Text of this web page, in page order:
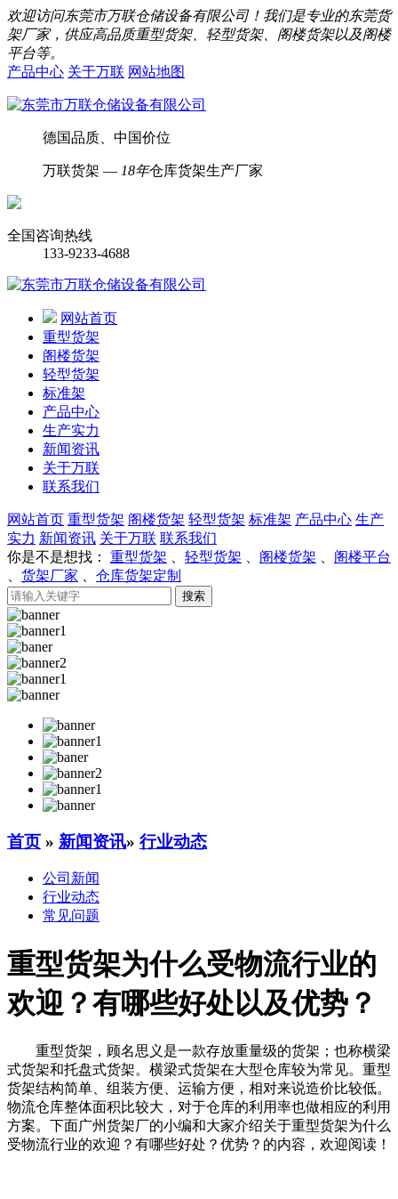
欢迎访问东莞市万联仓储设备有限公司！我们是专业的东莞货
架厂家，供应高品质重型货架、轻型货架、阁楼货架以及阁楼
平台等。
产品中心 关于万联 网站地图
德国品质、中国价位
万联货架 — 18年仓库货架生产厂家
全国咨询热线
133-9233-4688
网站首页
重型货架
阁楼货架
轻型货架
标准架
产品中心
生产实力
新闻资讯
关于万联
联系我们
网站首页 重型货架 阁楼货架 轻型货架 标准架 产品中心 生产
实力 新闻资讯 关于万联 联系我们
你是不是想找：
重型货架 轻型货架 阁楼货架
阁楼平台
货架厂家 仓库货架定制
首页 » 新闻资讯» 行业动态
公司新闻
行业动态
常见问题
重型货架为什么受物流行业的
欢迎？有哪些好处以及优势？
重型货架，顾名思义是一款存放重量级的货架；也称横梁
式货架和托盘式货架。横梁式货架在大型仓库较为常见。重型
货架结构简单、组装方便、运输方便，相对来说造价比较低。
物流仓库整体面积比较大，对于仓库的利用率也做相应的利用
方案。下面广州货架厂的小编和大家介绍关于重型货架为什么
受物流行业的欢迎？有哪些好处？优势？的内容，欢迎阅读！